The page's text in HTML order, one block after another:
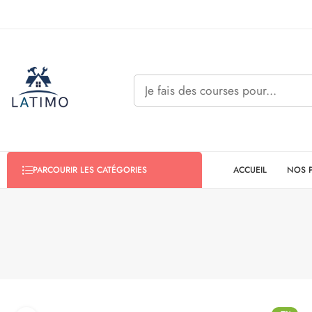
PARCOURIR LES CATÉGORIES ACCUEIL NOS